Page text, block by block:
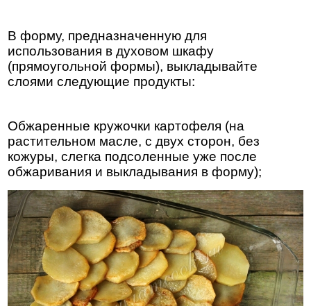
В форму, предназначенную для
использования в духовом шкафу
(прямоугольной формы), выкладывайте
слоями следующие продукты:
Обжаренные кружочки картофеля (на
растительном масле, с двух сторон, без
кожуры, слегка подсоленные уже после
обжаривания и выкладывания в форму);